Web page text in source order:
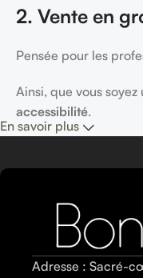
2. Vente en
Pensée pour les
Ainsi, que vous
accessibilité.
En savoir plus
Adresse : Sacré-